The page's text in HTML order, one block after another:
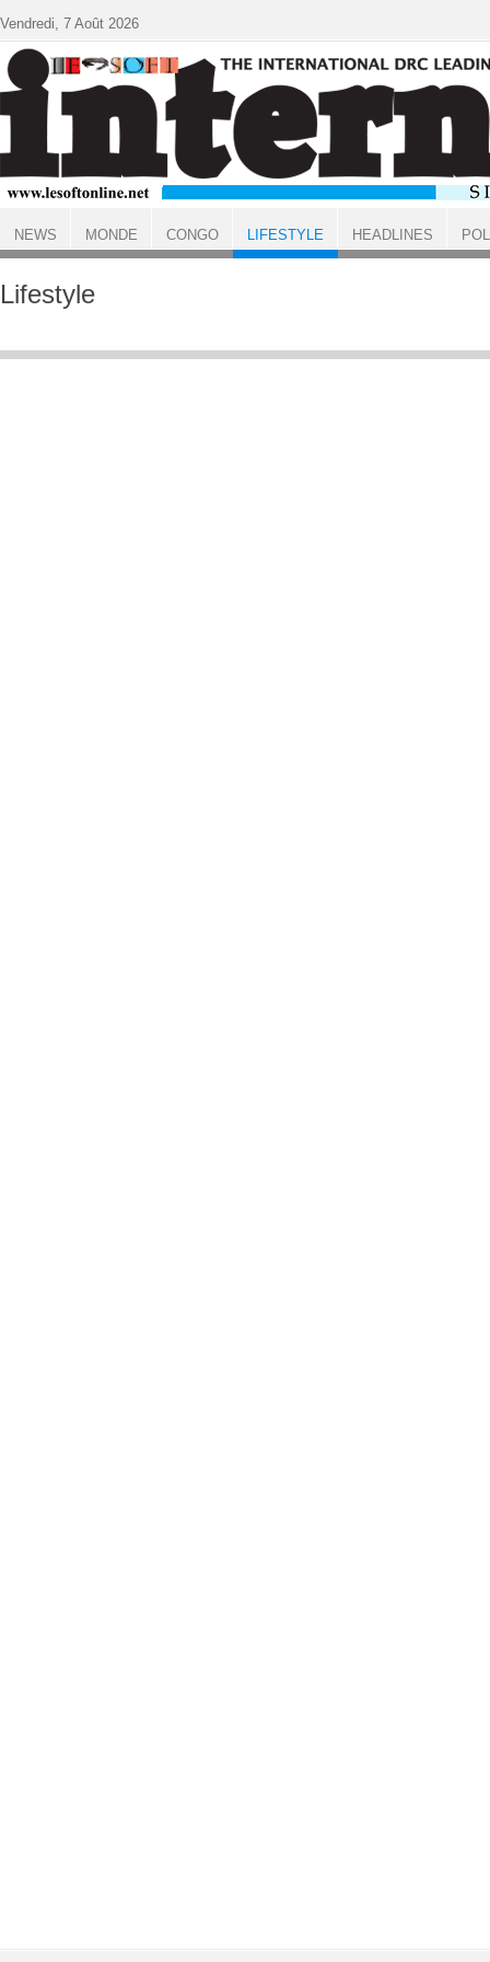
ACCUEIL
Lifestyle
Vendredi, 7 Août 2026
NEWS MONDE CONGO LIFESTYLE HEADLINES